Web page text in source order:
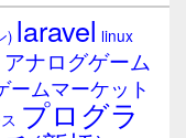
) laravel linux
アナログゲーム
ームマーケット
プログラ